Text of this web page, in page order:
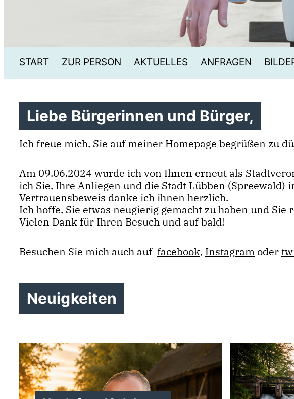
START ZUR PERSON AKTUELLES ANFRAGEN
Liebe Bürgerinnen und Bürger,
Ich freue mich, Sie auf meiner Homepage begrüßen zu
Am 09.06.2024 wurde ich von Ihnen erneut als
ich Sie, Ihre Anliegen und die Stadt Lübben
Vertrauensbeweis danke ich ihnen herzlich.
Ich hoffe, Sie etwas neugierig gemacht zu haben und
Vielen Dank für Ihren Besuch und auf bald!
Besuchen Sie mich auch auf facebook, Instagram oder
Neuigkeiten